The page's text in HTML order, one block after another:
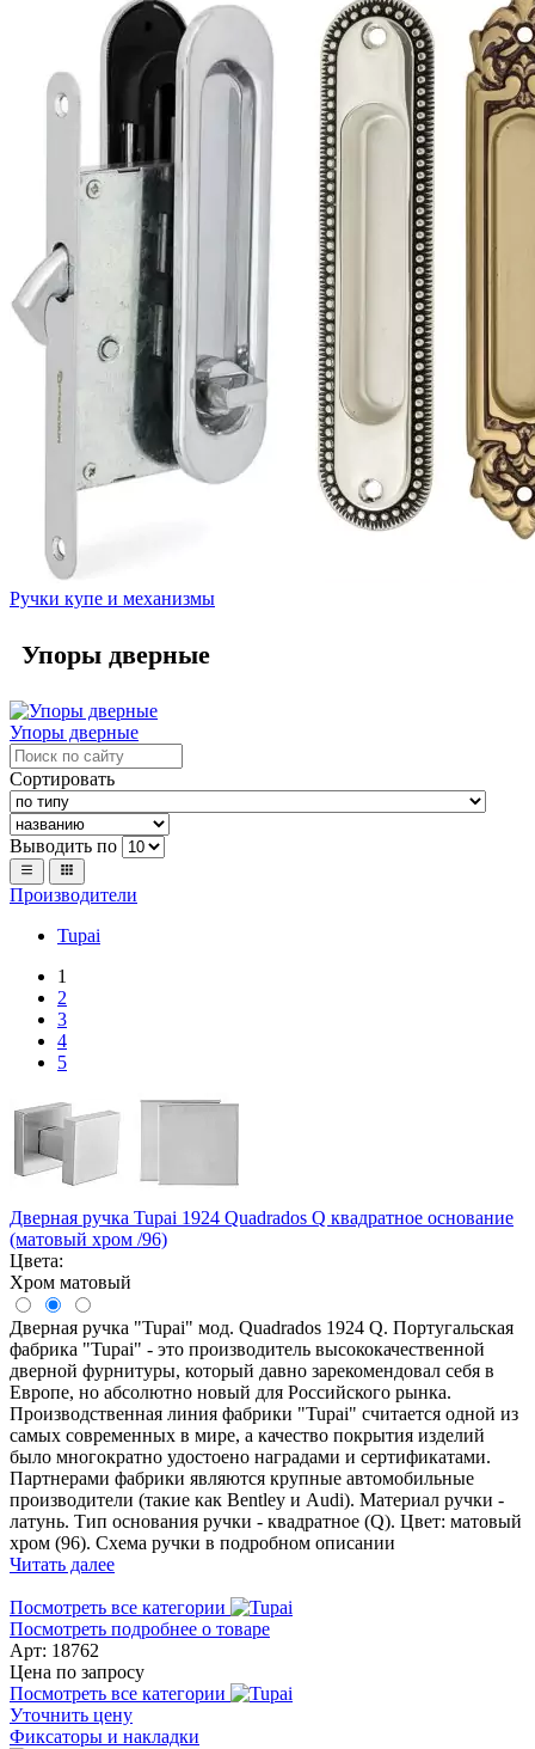
Ручки купе и механизмы
Упоры дверные
Упоры дверные
Сортировать
Выводить по
Производители
Tupai
1
2
3
4
5
Дверная ручка Tupai 1924 Quadrados Q квадратное основание
(матовый хром /96)
Цвета:
Хром матовый
Дверная ручка "Tupai" мод. Quadrados 1924 Q. Португальская
фабрика "Tupai" - это производитель высококачественной
дверной фурнитуры, который давно зарекомендовал себя в
Европе, но абсолютно новый для Российского рынка.
Производственная линия фабрики "Tupai" считается одной из
самых современных в мире, а качество покрытия изделий
было многократно удостоено наградами и сертификатами.
Партнерами фабрики являются крупные автомобильные
производители (такие как Bentley и Audi). Материал ручки -
латунь. Тип основания ручки - квадратное (Q). Цвет: матовый
хром (96). Схема ручки в подробном описании
Читать далее
Посмотреть все категории
Посмотреть подробнее о товаре
Арт: 18762
Цена по запросу
Посмотреть все категории
Уточнить цену
Фиксаторы и накладки